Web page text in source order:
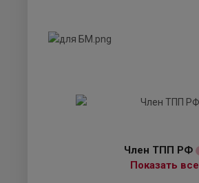
Член ТПП РФ
Показать все